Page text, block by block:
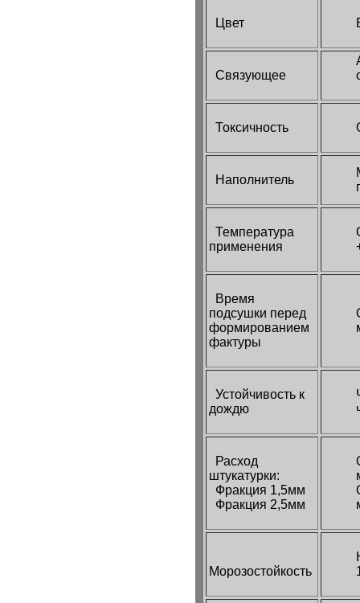
Цвет
Связующее
Токсичность
Наполнитель
Температура
применения
Время
подсушки перед
формированием
фактуры
Устойчивость к
дождю
Расход
штукатурки:
Фракция 1,5мм
Фракция 2,5мм
Морозостойкость